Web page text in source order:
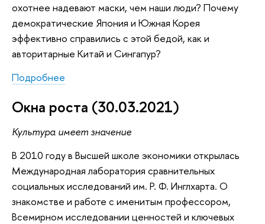
охотнее надевают маски, чем наши люди? Почему
демократические Япония и Южная Корея
эффективно справились с этой бедой, как и
авторитарные Китай и Сингапур?
Подробнее
Окна роста (30.03.2021)
Культура имеет значение
В 2010 году в Высшей школе экономики открылась
Международная лаборатория сравнительных
социальных исследований им. Р. Ф. Инглхарта. О
знакомстве и работе с именитым профессором,
Всемирном исследовании ценностей и ключевых